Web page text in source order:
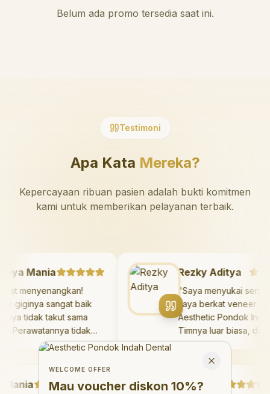
Belum ada promo tersedia saat ini.
Testimoni
Apa Kata Mereka?
Kepercayaan ribuan pasien adalah bukti komitmen
kami untuk memberikan pelayanan terbaik.
Mania
Sangat menyenangkan!
giginya sangat baik
saya tidak takut sama
Perawatannya tidak
dan saya bisa bermain
suka pergi ke dokter
sekarang!"
Rezky Aditya
"Saya menyukai
saya berkat
Aesthetic Pondok
Timnya luar biasa,
hasilnya melebihi
saya. Saya
hari.Debby Sahertian
Welcome Offer
Mau voucher diskon <strong>10%</strong>?
WELCOME OFFER
Mau voucher diskon 10%?
Close